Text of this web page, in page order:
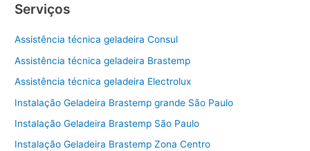
Serviços
Assistência técnica geladeira Consul
Assistência técnica geladeira Brastemp
Assistência técnica geladeira Electrolux
Instalação Geladeira Brastemp grande São Paulo
Instalação Geladeira Brastemp São Paulo
Instalação Geladeira Brastemp Zona Centro